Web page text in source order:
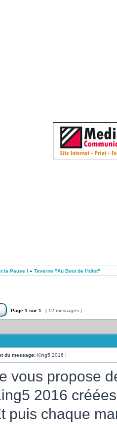
la Pause ! » Taverne "Au Bout de l'Idiot"
Page 1 sur 1 [ 12 messages ]
du message: King5 2016 !
vous propose
2016
puis chaque